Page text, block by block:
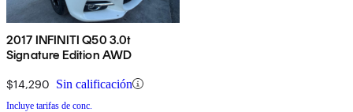
2017 INFINITI Q50 3.0t
Signature Edition AWD
$14,290 Sin calificación
Incluye tarifas de conc.